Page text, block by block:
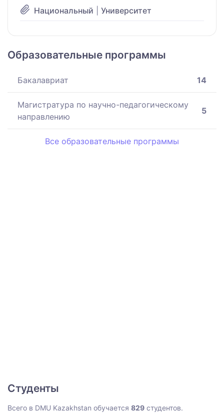
Национальный Университет
Образовательные программы
Бакалавриат 14
Магистратура по научно-педагогическому
направлению
5
Все образовательные программы
Студенты
Всего в DMU Kazakhstan обучается 829 студентов.